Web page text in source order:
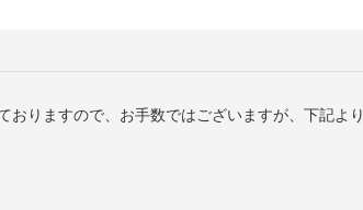
おりますので、お手数ではございますが、下記より